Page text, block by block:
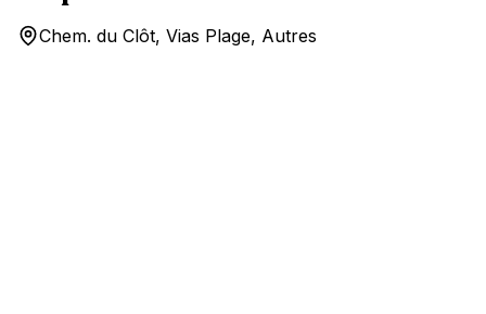
Chem. du Clôt, Vias Plage, Autres